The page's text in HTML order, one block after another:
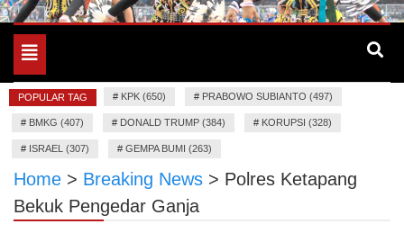
EKSEKUTOR
Mengeksekusi Berita Untuk Kemerdekaan dan Keadilan
Toggle
navigation
POPULAR TAG # KPK (650) # PRABOWO SUBIANTO (497)
# BMKG (407) # DONALD TRUMP (384) # KORUPSI (328)
# ISRAEL (307) # GEMPA BUMI (263)
Home > Breaking News > Polres Ketapang
Bekuk Pengedar Ganja